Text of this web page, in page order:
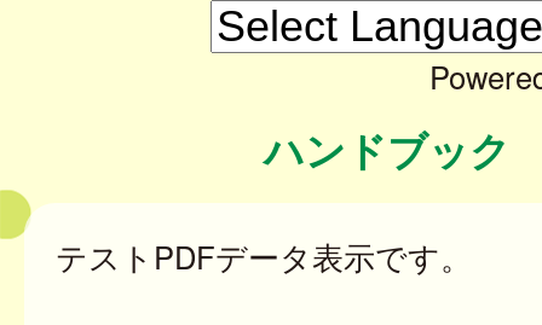
ハンドブック
テストPDFデータ表示です。